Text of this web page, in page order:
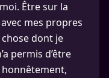
Être sur la
mes propres
dont je
permis d’être